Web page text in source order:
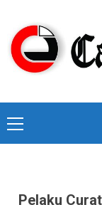
content
Primary
Menu
Pelaku